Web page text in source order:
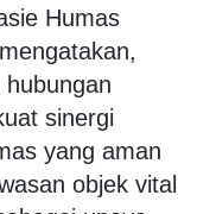
Humas
sinergi
yang aman
objek vital